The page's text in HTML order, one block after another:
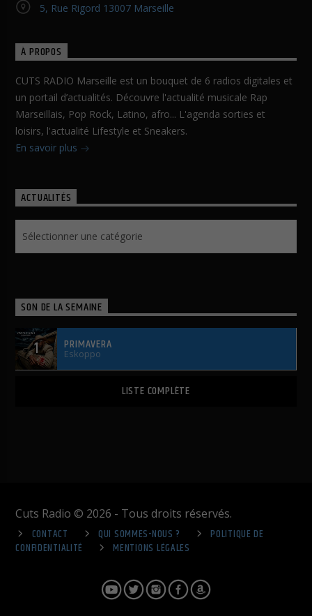
5, Rue Rigord 13007 Marseille
À PROPOS
CUTS RADIO Marseille est un bouquet de 6 radios digitales et
un portail d’actualités. Découvre l'actualité musicale Rap
Marseillais, Pop Rock, Latino, afro... L'agenda sorties et
loisirs, l'actualité Lifestyle et Sneakers.
En savoir plus
ACTUALITÉS
SON DE LA SEMAINE
1 PRIMAVERA
Eskoppo
LISTE COMPLÈTE
Cuts Radio © 2026 - Tous droits réservés.
CONTACT
QUI SOMMES-NOUS ?
POLITIQUE DE
CONFIDENTIALITÉ
MENTIONS LÉGALES